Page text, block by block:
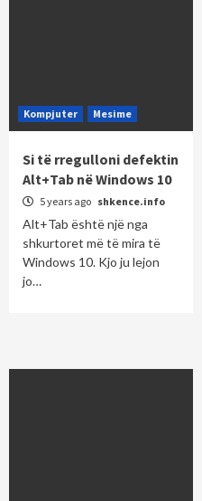
Kompjuter Mesime
Si të rregulloni defektin
Alt+Tab në Windows 10
5 years ago shkence.info
Alt+Tab është një nga
shkurtoret më të mira të
Windows 10. Kjo ju lejon
jo…